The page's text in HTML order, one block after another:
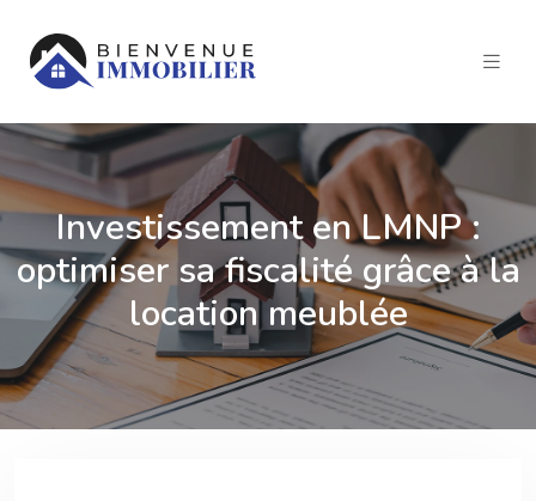
Investissement en LMNP :
optimiser sa fiscalité grâce à la
location meublée